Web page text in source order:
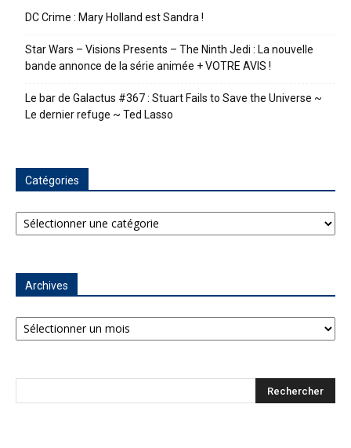
DC Crime : Mary Holland est Sandra !
Star Wars – Visions Presents – The Ninth Jedi : La nouvelle
bande annonce de la série animée + VOTRE AVIS !
Le bar de Galactus #367 : Stuart Fails to Save the Universe ~
Le dernier refuge ~ Ted Lasso
Catégories
Catégories
Archives
Archives